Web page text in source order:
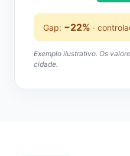
Gap: −22% ·
Exemplo ilustrativo. Os
cidade.